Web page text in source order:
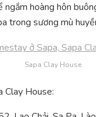
ngắm hoàng hôn
trong sương mù
Sapa Clay House
Clay House: